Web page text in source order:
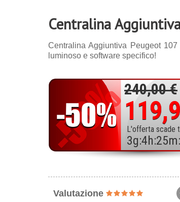
Centralina
Centralina Aggiuntiva Peugeot
luminoso e software specifico!
240,00 €
L'offerta scade
3g:4h:25m:
Valutazione